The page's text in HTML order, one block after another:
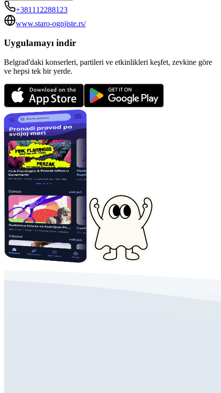
+381112288123
www.staro-ognjiste.rs/
Uygulamayı indir
Belgrad'daki konserleri, partileri ve etkinlikleri keşfet, zevkine göre
ve hepsi tek bir yerde.